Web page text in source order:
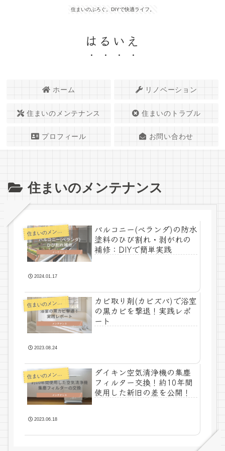
住まいのぶろぐ。DIYで快適ライフ。
はるいえ
ホーム リノベーション
住まいのメンテナンス 住まいのトラブル
プロフィール お問い合わせ
住まいのメンテナンス
住まいのメンテナンス
バルコニー(ベランダ)の防水
塗料のひび割れ・剥がれの
補修：DIYで簡単実践
2024.01.17
住まいのメンテナンス
カビ取り剤(カビズバ)で浴室
の黒カビを撃退！実践レポ
ート
2023.08.24
住まいのメンテナンス
ダイキン空気清浄機の集塵
フィルター交換！約10年間
使用した新旧の差を公開！
2023.06.18